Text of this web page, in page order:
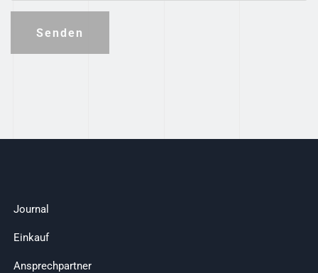
Senden
Journal
Einkauf
Ansprechpartner